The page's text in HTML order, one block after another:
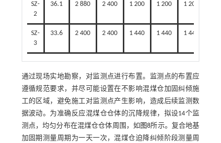
SZ-
2
36.1 2 880 2 400 1 200 1 200 1 200
SZ-
3
33.6 2 400 2 400 1 440 1 440 1 440
通过现场实地勘察，对监测点进行布置。监测点的布置应
遵循规范要求，并尽可能设置在不影响混煤仓加固纠倾施
工的区域，避免施工对监测点产生影响，造成后续监测数
据波动。为准确反应混煤仓仓体的沉降规律，拟设14个监
测点，均匀分布在混煤仓仓体周围，如 图8所示。复合地基
加固期测量周期为一天一次，混煤仓迫降纠倾阶段测量周